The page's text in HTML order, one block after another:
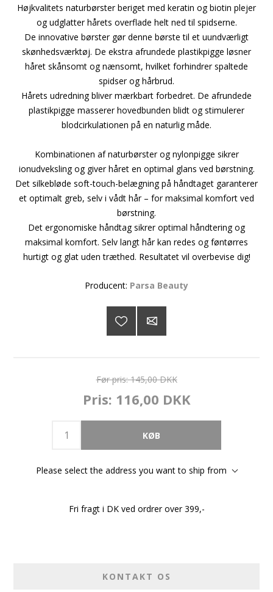
Højkvalitets naturbørster beriget med keratin og biotin plejer
og udglatter hårets overflade helt ned til spidserne.
De innovative børster gør denne børste til et uundværligt
skønhedsværktøj. De ekstra afrundede plastikpigge løsner
håret skånsomt og nænsomt, hvilket forhindrer spaltede
spidser og hårbrud.
Hårets udredning bliver mærkbart forbedret. De afrundede
plastikpigge masserer hovedbunden blidt og stimulerer
blodcirkulationen på en naturlig måde.
Kombinationen af naturbørster og nylonpigge sikrer
ionudveksling og giver håret en optimal glans ved børstning.
Det silkebløde soft-touch-belægning på håndtaget garanterer
et optimalt greb, selv i vådt hår – for maksimal komfort ved
børstning.
Det ergonomiske håndtag sikrer optimal håndtering og
maksimal komfort. Selv langt hår kan redes og føntørres
hurtigt og glat uden træthed. Resultatet vil overbevise dig!
Producent: Parsa Beauty
Før pris: 145,00 DKK
Pris: 116,00 DKK
Please select the address you want to ship from
Fri fragt i DK ved ordrer over 399,-
KONTAKT OS